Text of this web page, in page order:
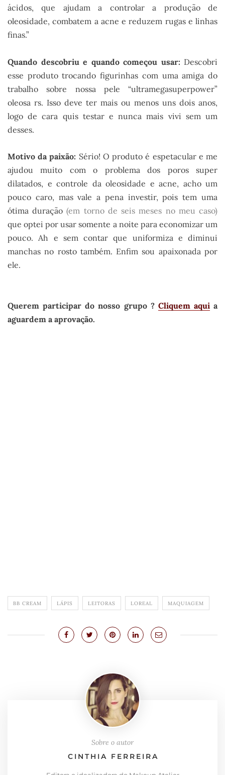
ácidos, que ajudam a controlar a produção de
oleosidade, combatem a acne e reduzem rugas e linhas
finas.”
Quando descobriu e quando começou usar: Descobri
esse produto trocando figurinhas com uma amiga do
trabalho sobre nossa pele “ultramegasuperpower”
oleosa rs. Isso deve ter mais ou menos uns dois anos,
logo de cara quis testar e nunca mais vivi sem um
desses.
Motivo da paixão: Sério! O produto é espetacular e me
ajudou muito com o problema dos poros super
dilatados, e controle da oleosidade e acne, acho um
pouco caro, mas vale a pena investir, pois tem uma
ótima duração (em torno de seis meses no meu caso)
que optei por usar somente a noite para economizar um
pouco. Ah e sem contar que uniformiza e diminui
manchas no rosto também. Enfim sou apaixonada por
ele.
Querem participar do nosso grupo ? Cliquem aquia
aguardem a aprovação.
BB CREAM LÁPIS LEITORAS LOREAL MAQUIAGEM
Sobre o autor
CINTHIA FERREIRA